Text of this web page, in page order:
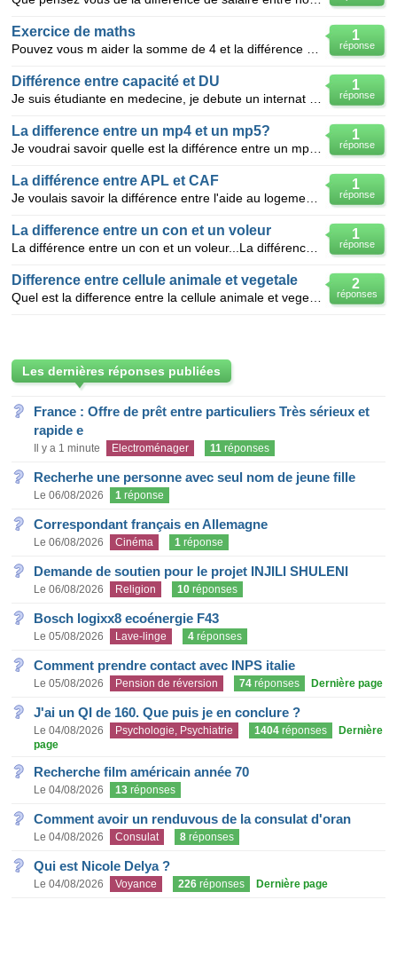
1
réponse
Exercice de maths
1
réponse
Différence entre capacité et DU
1
réponse
La difference entre un mp4 et un mp5?
1
réponse
La différence entre APL et CAF
1
réponse
La difference entre un con et un voleur
2
réponses
Difference entre cellule animale et vegetale
Les dernières réponses publiées
France : Offre de prêt entre particuliers Très sérieux et
rapide e
Il y a 1 minute Electroménager 11 réponses
Recherhe une personne avec seul nom de jeune fille
Le 06/08/2026 1 réponse
Correspondant français en Allemagne
Le 06/08/2026 Cinéma 1 réponse
Demande de soutien pour le projet INJILI SHULENI
Le 06/08/2026 Religion 10 réponses
Bosch logixx8 ecoénergie F43
Le 05/08/2026 Lave-linge 4 réponses
Comment prendre contact avec INPS italie
Le 05/08/2026 Pension de réversion 74 réponses Dernière page
J'ai un QI de 160. Que puis je en conclure ?
Le 04/08/2026 Psychologie, Psychiatrie 1404 réponses
Dernière
page
Recherche film américain année 70
Le 04/08/2026 13 réponses
Comment avoir un renduvous de la consulat d'oran
Le 04/08/2026 Consulat 8 réponses
Qui est Nicole Delya ?
Le 04/08/2026 Voyance 226 réponses Dernière page